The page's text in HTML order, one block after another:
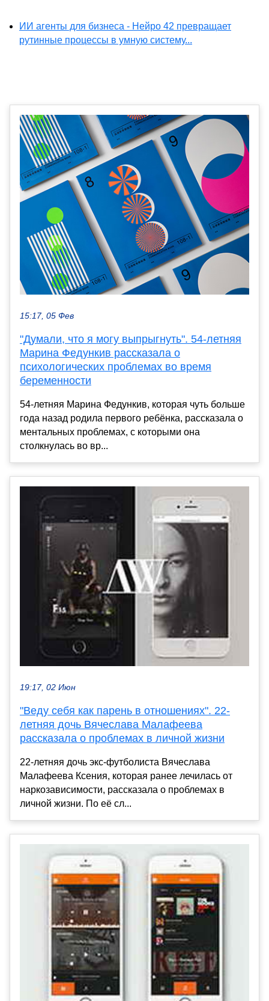
ИИ агенты для бизнеса - Нейро 42 превращает
рутинные процессы в умную систему...
15:17, 05 Фев
"Думали, что я могу выпрыгнуть". 54-летняя
Марина Федункив рассказала о
психологических проблемах во время
беременности
54-летняя Марина Федункив, которая чуть больше
года назад родила первого ребёнка, рассказала о
ментальных проблемах, с которыми она
столкнулась во вр...
19:17, 02 Июн
"Веду себя как парень в отношениях". 22-
летняя дочь Вячеслава Малафеева
рассказала о проблемах в личной жизни
22-летняя дочь экс-футболиста Вячеслава
Малафеева Ксения, которая ранее лечилась от
наркозависимости, рассказала о проблемах в
личной жизни. По её сл...